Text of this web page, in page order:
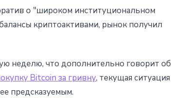
о "широком институциональном
криптоактивами, рынок получил
неделю, что дополнительно говорит об
Bitcoin за гривну, текущая ситуация
предсказуемым.